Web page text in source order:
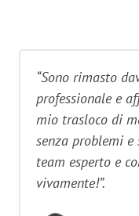
“Sono rimasto
professionale e
mio trasloco di
senza problemi
team esperto e
vivamente!”.